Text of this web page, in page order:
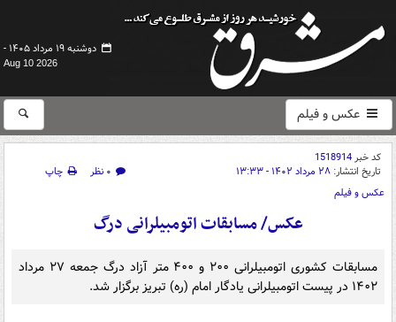
دوشنبه ۱۹ مرداد ۱۴۰۵ -
Aug 10 2026
عکس و فیلم
کد خبر1518914
تاریخ انتشار: ۲۸ مرداد ۱۴۰۲ - ۱۳:۳۳ ۰ نظر
چاپ
عکس و فیلم
عکس/ مسابقات اتومبیلرانی درگ
مسابقات کشوری اتومبیلرانی ۲۰۰ و ۴۰۰ متر آزاد درگ جمعه ۲۷ مرداد
۱۴۰۲ در پیست اتومبیلرانی یادگار امام (ره) تبریز برگزار شد.